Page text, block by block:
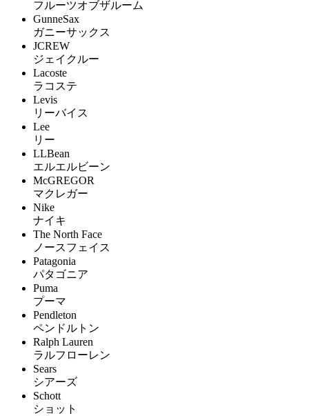
フルーツオブザルーム
GunneSax
ガニーサックス
JCREW
ジェイクルー
Lacoste
ラコステ
Levis
リーバイス
Lee
リー
LLBean
エルエルビーン
McGREGOR
マクレガー
Nike
ナイキ
The North Face
ノースフェイス
Patagonia
パタゴニア
Puma
プーマ
Pendleton
ペンドルトン
Ralph Lauren
ラルフローレン
Sears
シアーズ
Schott
ショット